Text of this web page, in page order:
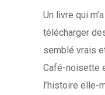
Un livre qui
télécharger
semblé vrais
Café-noisette
l’histoire elle-